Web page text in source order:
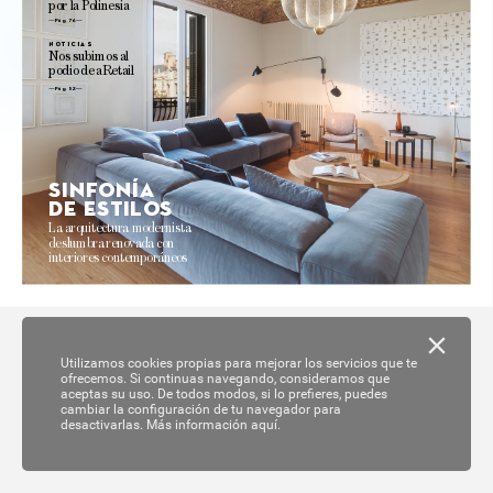
La arquitectura modernista
deslumbra renovada con
interiores contemporáneos
Sinfonía
de estilos
por la Polinesia
Pág. 76
Nos subimos al
podio de aRetail
noticias
Pág. 52
Utilizamos cookies propias para mejorar los servicios que te
ofrecemos. Si continuas navegando, consideramos que
aceptas su uso. De todos modos, si lo prefieres, puedes
cambiar la configuración de tu navegador para
desactivarlas. Más información aquí.